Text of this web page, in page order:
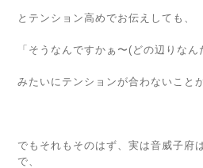
とテンション高めでお伝えしても、
「そうなんですかぁ〜(どの辺りなん
みたいにテンションが合わないこと
でもそれもそのはず、実は音威子府
で、